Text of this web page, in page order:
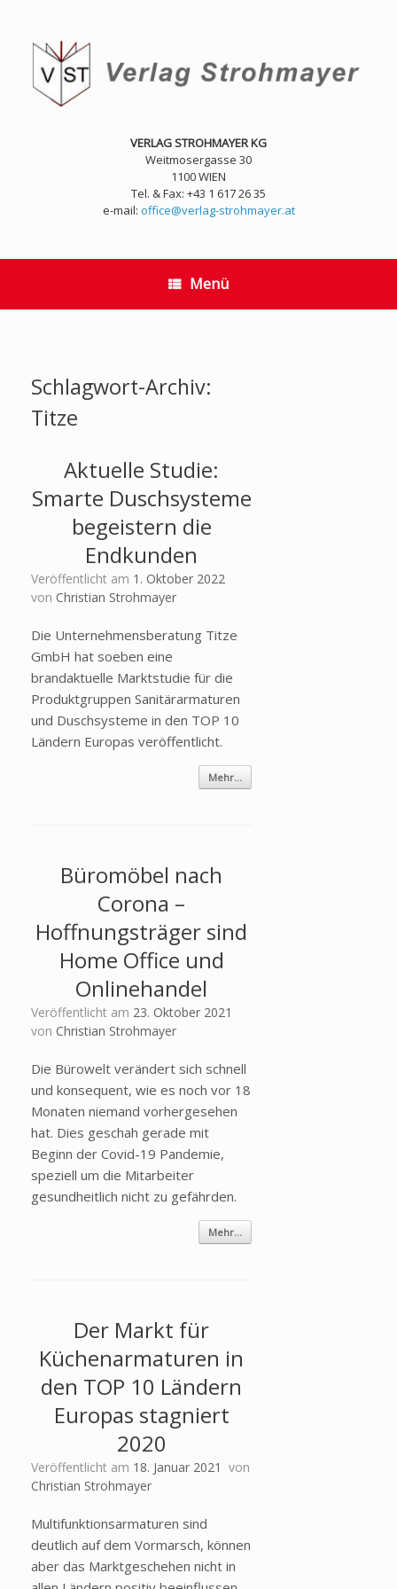
springen
VERLAG STROHMAYER KG
Weitmosergasse 30
1100 WIEN
Tel. & Fax: +43 1 617 26 35
e-mail: office@verlag-strohmayer.at
Menü
Schlagwort-Archiv:
Titze
Aktuelle Studie:
Smarte Duschsysteme
begeistern die
Endkunden
Veröffentlicht am 1. Oktober 2022
von Christian Strohmayer
Die Unternehmensberatung Titze
GmbH hat soeben eine
brandaktuelle Marktstudie für die
Produktgruppen Sanitärarmaturen
und Duschsysteme in den TOP 10
Ländern Europas veröffentlicht.
Mehr...
Büromöbel nach
Corona –
Hoffnungsträger sind
Home Office und
Onlinehandel
Veröffentlicht am 23. Oktober 2021
von Christian Strohmayer
Die Bürowelt verändert sich schnell
und konsequent, wie es noch vor 18
Monaten niemand vorhergesehen
hat. Dies geschah gerade mit
Beginn der Covid-19 Pandemie,
speziell um die Mitarbeiter
gesundheitlich nicht zu gefährden.
Mehr...
Der Markt für
Küchenarmaturen in
den TOP 10 Ländern
Europas stagniert
2020
Veröffentlicht am 18. Januar 2021 von
Christian Strohmayer
Multifunktionsarmaturen sind
deutlich auf dem Vormarsch, können
aber das Marktgeschehen nicht in